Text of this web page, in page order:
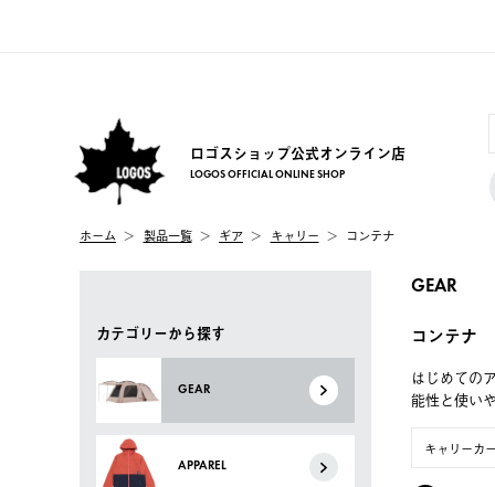
ロゴスショップ公式オンライン店
LOGOS OFFICIAL ONLINE SHOP
ホーム 製品一覧 ギア キャリー コンテナ
カテゴリーから探す
GEAR
APPAREL
GEAR
コンテナ
はじめての
能性と使い
キャリーカ